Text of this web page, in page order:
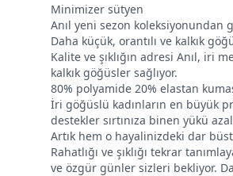
Minimizer sütyen
Anıl yeni sezon koleksiyonundan
Daha küçük, orantılı ve kalkık
Kalite ve şıklığın adresi Anıl, iri
kalkık göğüsler sağlıyor.
80% polyamide 20% elastan
İri göğüslü kadınların en büyük
destekler sırtınıza binen yükü
Artık hem o hayalinizdeki dar
Rahatlığı ve şıklığı tekrar
ve özgür günler sizleri bekliyor.